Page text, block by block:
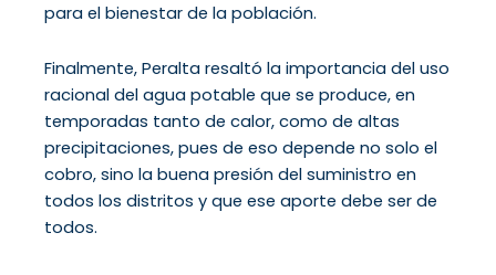
para el bienestar de la población.
Finalmente, Peralta resaltó la importancia del uso
racional del agua potable que se produce, en
temporadas tanto de calor, como de altas
precipitaciones, pues de eso depende no solo el
cobro, sino la buena presión del suministro en
todos los distritos y que ese aporte debe ser de
todos.